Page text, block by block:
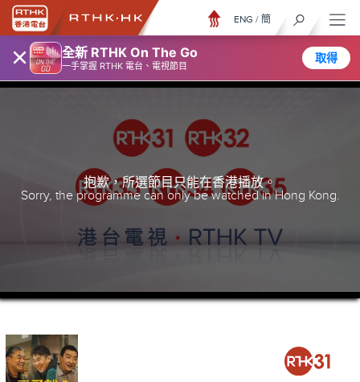
× 全新 RTHK On The Go
一手掌握 RTHK 電台、電視節目
取得
ENG / 簡
抱歉，所選節目只能在香港播放。
Sorry, the programme can only be watched in Hong Kong.